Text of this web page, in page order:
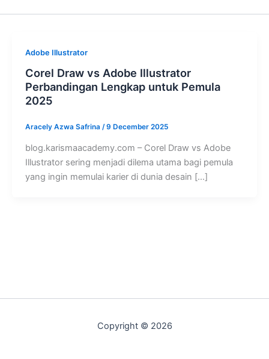
Adobe Illustrator
Corel Draw vs Adobe Illustrator
Perbandingan Lengkap untuk Pemula
2025
Aracely Azwa Safrina /9 December 2025
blog.karismaacademy.com – Corel Draw vs Adobe
Illustrator sering menjadi dilema utama bagi pemula
yang ingin memulai karier di dunia desain […]
Copyright © 2026